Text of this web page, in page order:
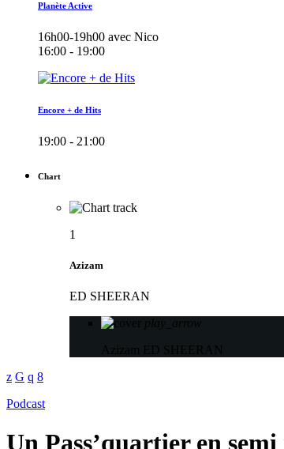
Planète Active
16h00-19h00 avec Nico
16:00 - 19:00
Encore + de Hits
19:00 - 21:00
Chart
1
Azizam
ED SHEERAN
play_arrow
Azizam
ED SHEERAN
Podcast
Un Pass’quartier en